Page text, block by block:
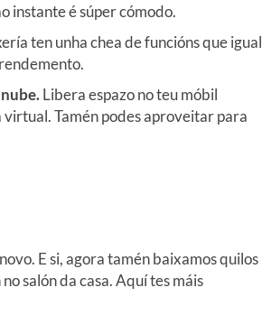
instante é súper cómodo.
ten unha chea de funcións que igual
Libera espazo no teu móbil
Tamén podes aproveitar para
E si, agora tamén baixamos quilos
salón da casa. Aquí tes máis